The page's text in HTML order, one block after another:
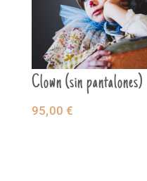
Clown (sin pantalones)
95,00€